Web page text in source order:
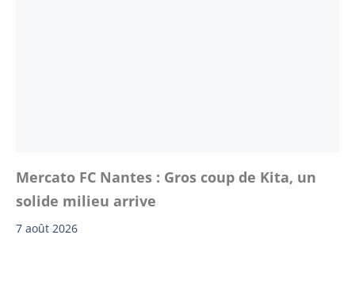
Mercato FC Nantes : Gros coup de Kita, un
solide milieu arrive
7 août 2026